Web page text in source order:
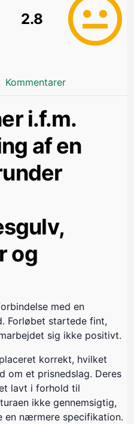
2.8
Kommentarer
i.f.m.
af en
og
med en
Forløbet startede fint,
sig ikke positivt.
korrekt, hvilket
om et prisnedslag. Deres
lavt i forhold til
ikke gennemsigtig,
en nærmere specifikation.